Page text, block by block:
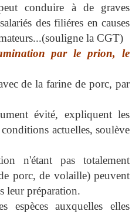
conduire à de graves
des filiéres en causes
la CGT)
par le prion, le
de la farine de porc, par
évité, expliquent les
actuelles, soulève
n'étant pas totalement
porc, de volaille) peuvent
leur préparation.
espèces auxquelles elles